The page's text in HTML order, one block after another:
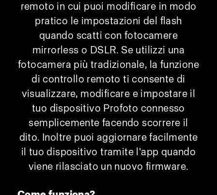
remoto in cui puoi modificare in modo
pratico le impostazioni del flash
quando scatti con fotocamere
mirrorless o DSLR. Se utilizzi una
fotocamera più tradizionale, la funzione
di controllo remoto ti consente di
visualizzare, modificare e impostare il
tuo dispositivo Profoto connesso
semplicemente facendo scorrere il
dito. Inoltre puoi aggiornare facilmente
il tuo dispositivo tramite l'app quando
viene rilasciato un nuovo firmware.